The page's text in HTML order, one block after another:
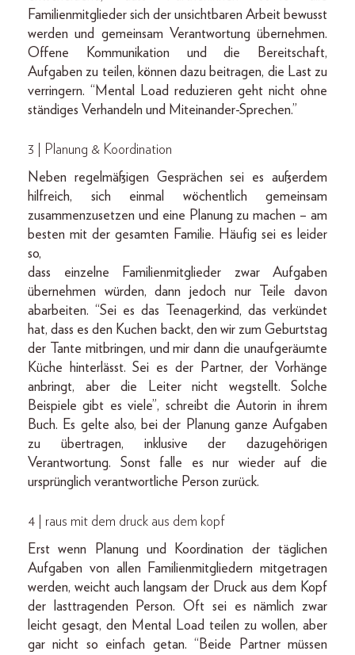
Familienmitglieder sich der unsichtbaren Arbeit bewusst
werden und gemeinsam Verantwortung übernehmen.
Offene Kommunikation und die Bereitschaft,
Aufgaben zu teilen, können dazu beitragen, die Last zu
verringern. “Mental Load reduzieren geht nicht ohne
ständiges Verhandeln und Miteinander-Sprechen.”
3 | Planung & Koordination
Neben regelmäßigen Gesprächen sei es außerdem
hilfreich, sich einmal wöchentlich gemeinsam
zusammenzusetzen und eine Planung zu machen – am
besten mit der gesamten Familie. Häufig sei es leider
so,
dass einzelne Familienmitglieder zwar Aufgaben
übernehmen würden, dann jedoch nur Teile davon
abarbeiten. “Sei es das Teenagerkind, das verkündet
hat, dass es den Kuchen backt, den wir zum Geburtstag
der Tante mitbringen, und mir dann die unaufgeräumte
Küche hinterlässt. Sei es der Partner, der Vorhänge
anbringt, aber die Leiter nicht wegstellt. Solche
Beispiele gibt es viele”, schreibt die Autorin in ihrem
Buch. Es gelte also, bei der Planung ganze Aufgaben
zu übertragen, inklusive der dazugehörigen
Verantwortung. Sonst falle es nur wieder auf die
ursprünglich verantwortliche Person zurück.
4 | raus mit dem druck aus dem kopf
Erst wenn Planung und Koordination der täglichen
Aufgaben von allen Familienmitgliedern mitgetragen
werden, weicht auch langsam der Druck aus dem Kopf
der lasttragenden Person. Oft sei es nämlich zwar
leicht gesagt, den Mental Load teilen zu wollen, aber
gar nicht so einfach getan. “Beide Partner müssen